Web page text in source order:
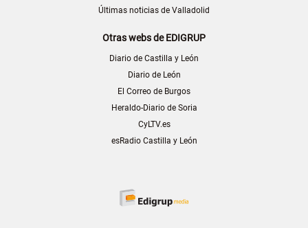
Últimas noticias de Valladolid
Otras webs de EDIGRUP
Diario de Castilla y León
Diario de León
El Correo de Burgos
Heraldo-Diario de Soria
CyLTV.es
esRadio Castilla y León